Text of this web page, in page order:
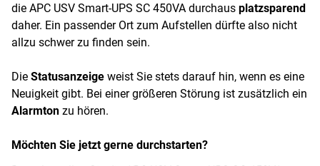
die APC USV Smart-UPS SC 450VA durchaus platzsparend
daher. Ein passender Ort zum Aufstellen dürfte also nicht
allzu schwer zu finden sein.
Die Statusanzeige weist Sie stets darauf hin, wenn es eine
Neuigkeit gibt. Bei einer größeren Störung ist zusätzlich ein
Alarmton zu hören.
Möchten Sie jetzt gerne durchstarten?